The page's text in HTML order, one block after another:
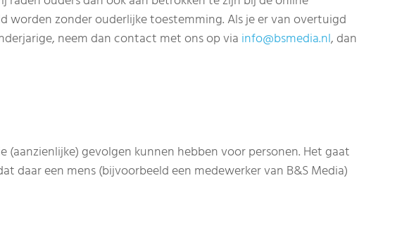
zonder ouderlijke toestemming. Als je er van overtuigd
neem dan contact met ons op via info@bsmedia.nl, dan
gevolgen kunnen hebben voor personen. Het gaat
daar een mens (bijvoorbeeld een medewerker van B&S Media)